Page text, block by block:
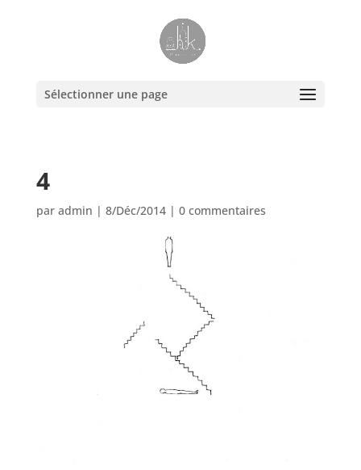
Sélectionner une page
4
par admin | 8/Déc/2014| 0 commentaires